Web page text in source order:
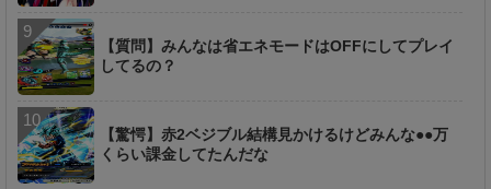
【質問】みんなは省エネモードはOFFにしてプレイ
してるの？
【驚愕】赤2ベジブル結構見かけるけどみんな●●万
くらい課金してたんだな